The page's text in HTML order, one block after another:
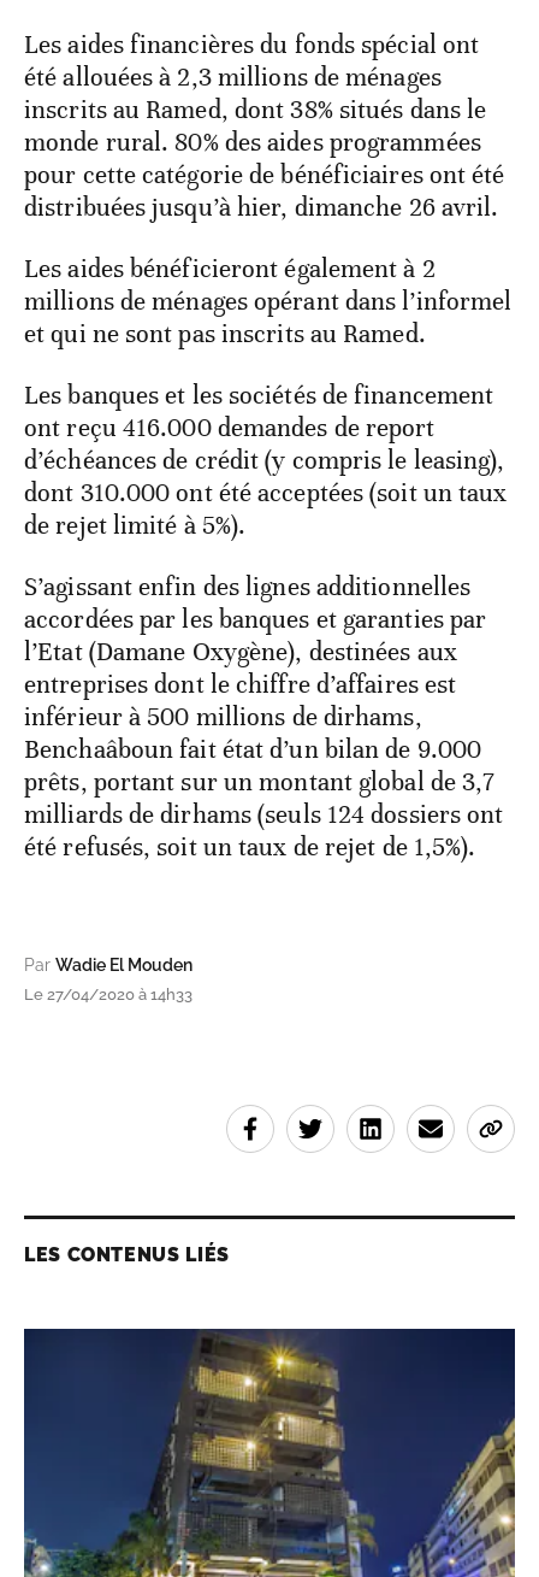
Les aides financières du fonds spécial ont
été allouées à 2,3 millions de ménages
inscrits au Ramed, dont 38% situés dans le
monde rural. 80% des aides programmées
pour cette catégorie de bénéficiaires ont été
distribuées jusqu’à hier, dimanche 26 avril.
Les aides bénéficieront également à 2
millions de ménages opérant dans l’informel
et qui ne sont pas inscrits au Ramed.
Les banques et les sociétés de financement
ont reçu 416.000 demandes de report
d’échéances de crédit (y compris le leasing),
dont 310.000 ont été acceptées (soit un taux
de rejet limité à 5%).
S’agissant enfin des lignes additionnelles
accordées par les banques et garanties par
l’Etat (Damane Oxygène), destinées aux
entreprises dont le chiffre d’affaires est
inférieur à 500 millions de dirhams,
Benchaâboun fait état d’un bilan de 9.000
prêts, portant sur un montant global de 3,7
milliards de dirhams (seuls 124 dossiers ont
été refusés, soit un taux de rejet de 1,5%).
Par Wadie El Mouden
Le 27/04/2020 à 14h33
LES CONTENUS LIÉS